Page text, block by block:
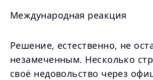
Международная реакция
Решение, естественно, не
незамеченным. Несколько
своё недовольство через